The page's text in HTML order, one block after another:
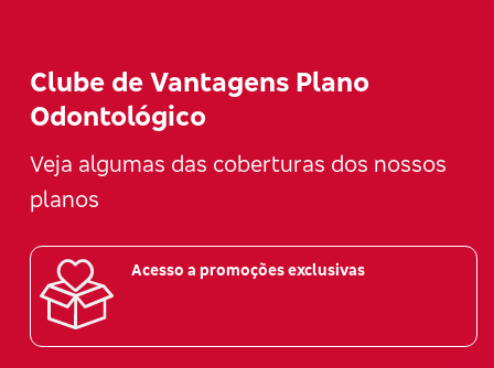
Clube de Vantagens Plano
Odontológico
Veja algumas das coberturas dos nossos
planos
Acesso a promoções exclusivas